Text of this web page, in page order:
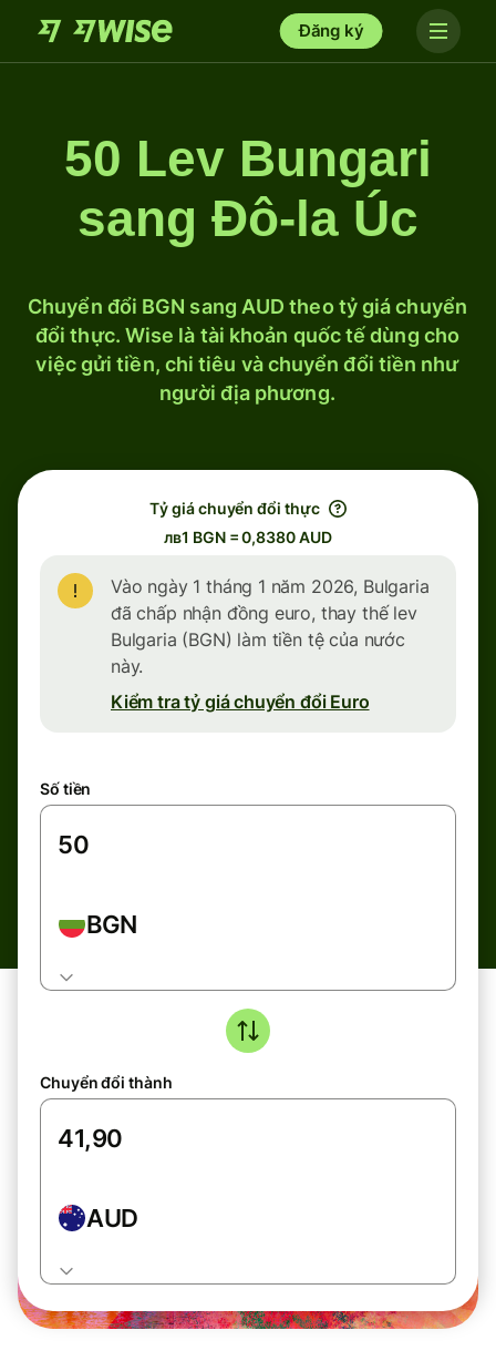
Đăng ký
50 Lev Bungari
sang Đô-la Úc
Chuyển đổi BGN sang AUD theo tỷ giá chuyển
đổi thực. Wise là tài khoản quốc tế dùng cho
việc gửi tiền, chi tiêu và chuyển đổi tiền như
người địa phương.
Tỷ giá chuyển đổi thực
лв1 BGN = 0,8380 AUD
Vào ngày 1 tháng 1 năm 2026, Bulgaria
đã chấp nhận đồng euro, thay thế lev
Bulgaria (BGN) làm tiền tệ của nước
này.
Kiểm tra tỷ giá chuyển đổi Euro
Số tiền
BGN
Chuyển đổi thành
AUD